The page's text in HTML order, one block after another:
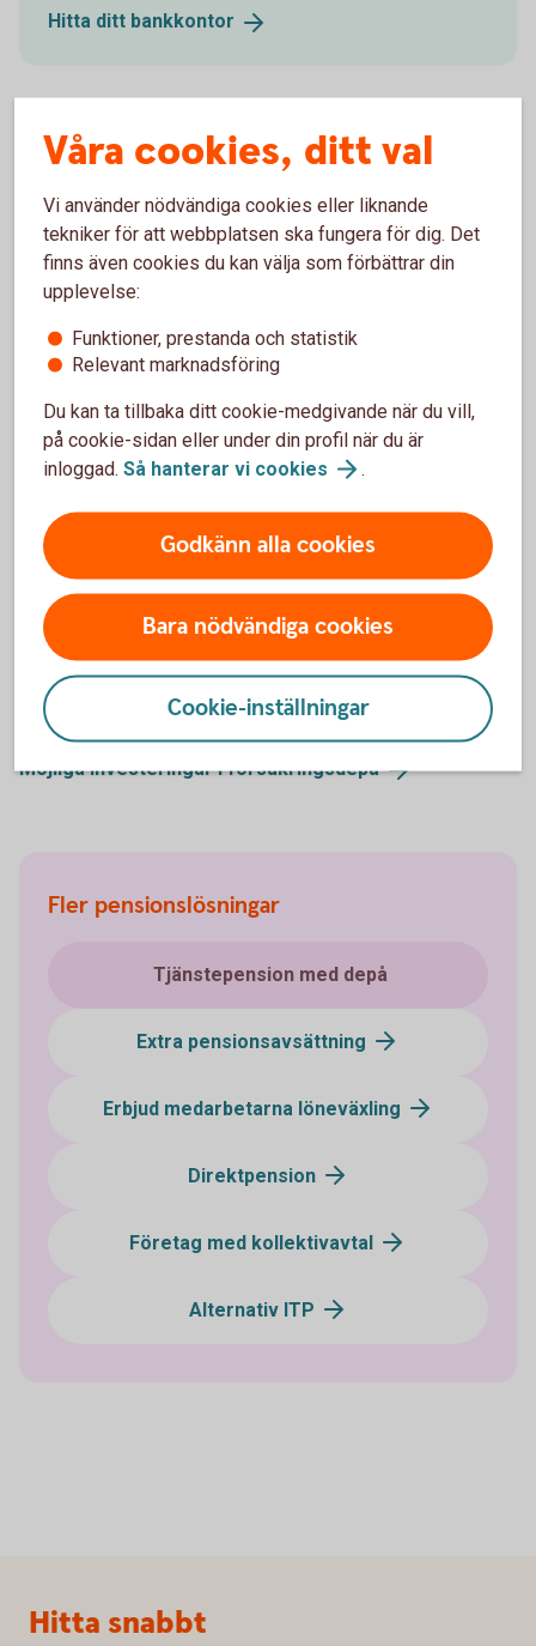
Hitta ditt bankkontor
Ring oss för att få hjälp med företagets affärer.
Ring 0771-33 44 33
Försäkringsgivare
Swedbank FörsäkringAB
Hjälp med placering
Placera din pension
Möjliga investeringar iförsäkringsdepå
Fler pensionslösningar
Tjänstepension med depå
Extra pensionsavsättning
Erbjud medarbetarna löneväxling
Direktpension
Företag med kollektivavtal
Alternativ ITP
Våra cookies, ditt val
Vi använder nödvändiga cookies eller liknande
tekniker för att webbplatsen ska fungera för dig. Det
finns även cookies du kan välja som förbättrar din
upplevelse:
Funktioner, prestanda och statistik
Relevant marknadsföring
Du kan ta tillbaka ditt cookie-medgivande när du vill,
på cookie-sidan eller under din profil när du är
inloggad. Så hanterar vi cookies .
Godkänn alla cookies
Bara nödvändiga cookies
Cookie-inställningar
Sidfot
Hitta snabbt